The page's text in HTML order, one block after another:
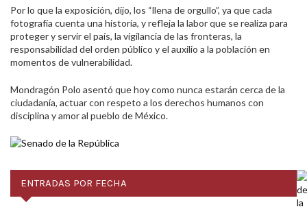
Por lo que la exposición, dijo, los “llena de orgullo”, ya que cada
fotografía cuenta una historia, y refleja la labor que se realiza para
proteger y servir el país, la vigilancia de las fronteras, la
responsabilidad del orden público y el auxilio a la población en
momentos de vulnerabilidad.
Mondragón Polo asentó que hoy como nunca estarán cerca de la
ciudadanía, actuar con respeto a los derechos humanos con
disciplina y amor al pueblo de México.
ENTRADAS POR FECHA